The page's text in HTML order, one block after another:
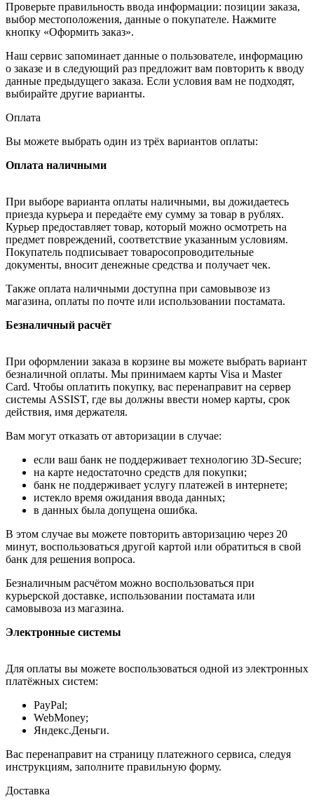
Проверьте правильность ввода информации: позиции заказа,
выбор местоположения, данные о покупателе. Нажмите
кнопку «Оформить заказ».
Наш сервис запоминает данные о пользователе, информацию
о заказе и в следующий раз предложит вам повторить к вводу
данные предыдущего заказа. Если условия вам не подходят,
выбирайте другие варианты.
Оплата
Вы можете выбрать один из трёх вариантов оплаты:
Оплата наличными
При выборе варианта оплаты наличными, вы дожидаетесь
приезда курьера и передаёте ему сумму за товар в рублях.
Курьер предоставляет товар, который можно осмотреть на
предмет повреждений, соответствие указанным условиям.
Покупатель подписывает товаросопроводительные
документы, вносит денежные средства и получает чек.
Также оплата наличными доступна при самовывозе из
магазина, оплаты по почте или использовании постамата.
Безналичный расчёт
При оформлении заказа в корзине вы можете выбрать вариант
безналичной оплаты. Мы принимаем карты Visa и Master
Card. Чтобы оплатить покупку, вас перенаправит на сервер
системы ASSIST, где вы должны ввести номер карты, срок
действия, имя держателя.
Вам могут отказать от авторизации в случае:
если ваш банк не поддерживает технологию 3D-Secure;
на карте недостаточно средств для покупки;
банк не поддерживает услугу платежей в интернете;
истекло время ожидания ввода данных;
в данных была допущена ошибка.
В этом случае вы можете повторить авторизацию через 20
минут, воспользоваться другой картой или обратиться в свой
банк для решения вопроса.
Безналичным расчётом можно воспользоваться при
курьерской доставке, использовании постамата или
самовывоза из магазина.
Электронные системы
Для оплаты вы можете воспользоваться одной из электронных
платёжных систем:
PayPal;
WebMoney;
Яндекс.Деньги.
Вас перенаправит на страницу платежного сервиса, следуя
инструкциям, заполните правильную форму.
Доставка